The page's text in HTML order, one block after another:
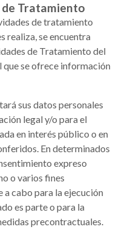
Tratamiento
de tratamiento
realiza, se encuentra
de Tratamiento del
que se ofrece información
sus datos personales
legal y/o para el
en interés público o en
En determinados
expreso
o varios fines
cabo para la ejecución
es parte o para la
precontractuales.